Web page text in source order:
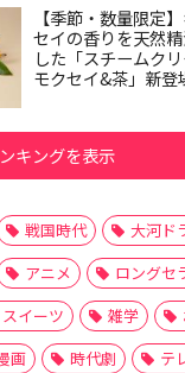
【季節・数量限定
セイの香りを天然
した「スチームク
モクセイ&茶」新登
キングを表示
戦国時代
大河ド
アニメ
ロングセ
スイーツ 雑学
画 時代劇
テ